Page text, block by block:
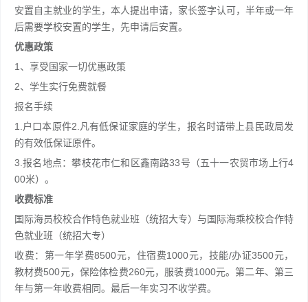
安置自主就业的学生，本人提出申请，家长签字认可，半年或一年
后需要学校安置的学生，先申请后安置。
优惠政策
1、享受国家一切优惠政策
2、学生实行免费就餐
报名手续
1.户口本原件2.凡有低保证家庭的学生，报名时请带上县民政局发
的有效低保证原件。
3.报名地点：攀枝花市仁和区鑫南路33号（五十一农贸市场上行4
00米）。
收费标准
国际海员校校合作特色就业班（统招大专）与国际海乘校校合作特
色就业班（统招大专）
收费：第一年学费8500元，住宿费1000元，技能/办证3500元，
教材费500元，保险体检费260元，服装费1000元。第二年、第三
年与第一年收费相同。最后一年实习不收学费。